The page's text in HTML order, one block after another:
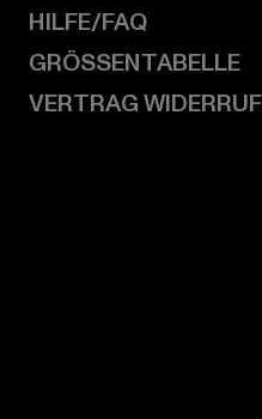
HILFE/FAQ
GRÖSSENTABELLE
VERTRAG